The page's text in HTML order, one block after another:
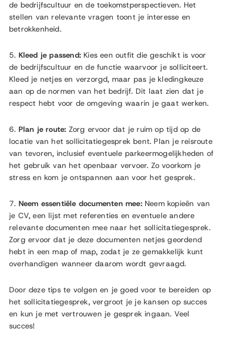
de bedrijfscultuur en de toekomstperspectieven. Het
stellen van relevante vragen toont je interesse en
betrokkenheid.
5. Kleed je passend: Kies een outfit die geschikt is voor
de bedrijfscultuur en de functie waarvoor je solliciteert.
Kleed je netjes en verzorgd, maar pas je kledingkeuze
aan op de normen van het bedrijf. Dit laat zien dat je
respect hebt voor de omgeving waarin je gaat werken.
6. Plan je route: Zorg ervoor dat je ruim op tijd op de
locatie van het sollicitatiegesprek bent. Plan je reisroute
van tevoren, inclusief eventuele parkeermogelijkheden of
het gebruik van het openbaar vervoer. Zo voorkom je
stress en kom je ontspannen aan voor het gesprek.
7. Neem essentiële documenten mee:Neem kopieën van
je CV, een lijst met referenties en eventuele andere
relevante documenten mee naar het sollicitatiegesprek.
Zorg ervoor dat je deze documenten netjes geordend
hebt in een map of map, zodat je ze gemakkelijk kunt
overhandigen wanneer daarom wordt gevraagd.
Door deze tips te volgen en je goed voor te bereiden op
het sollicitatiegesprek, vergroot je je kansen op succes
en kun je met vertrouwen je gesprek ingaan. Veel
succes!